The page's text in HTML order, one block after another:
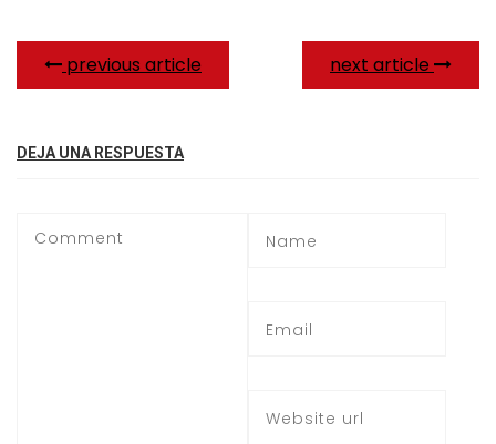
previous article next article
DEJA UNA RESPUESTA